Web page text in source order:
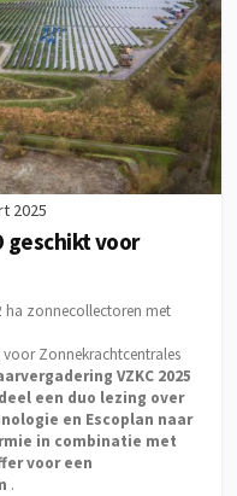
2025
geschikt voor
zonnecollectoren met
Zonnekrachtcentrales
VZKC 2025
een duo lezing over
en Escoplan naar
in combinatie met
voor een
.